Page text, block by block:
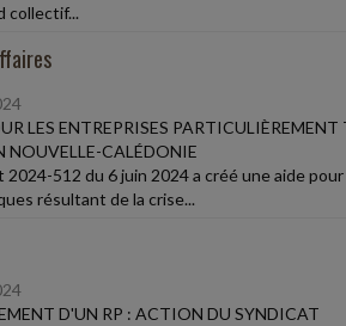
collectif...
LES ENTREPRISES
NOUVELLE-CALÉDONIE
2024-512 du 6 juin 2024 a créé une aide
résultant de la crise...
D'UN RP : ACTION DU SYNDICAT